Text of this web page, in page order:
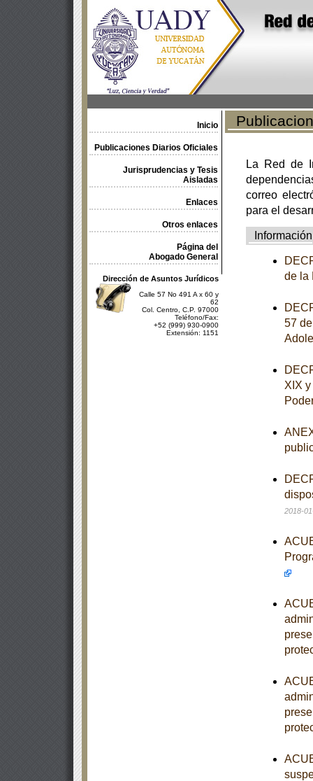
Inicio
Publicaciones Diarios Oficiales
Jurisprudencias y Tesis
Aisladas
Enlaces
Otros enlaces
Página del
Abogado General
Dirección de Asuntos Jurídicos
Calle 57 No 491 A x 60 y
62
Col. Centro, C.P. 97000
Teléfono/Fax:
+52 (999) 930-0900
Extensión: 1151
La Red de
correo
para el
Información
de la
57
XIX
2018-